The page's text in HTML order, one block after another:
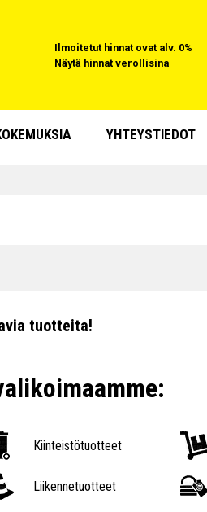
Ilmoitetut hinnat ovat alv. 0%
Näytä hinnat verollisina
YHTEYSTIEDOT
tuotteita!
Kiinteistötuotteet
Liikennetuotteet